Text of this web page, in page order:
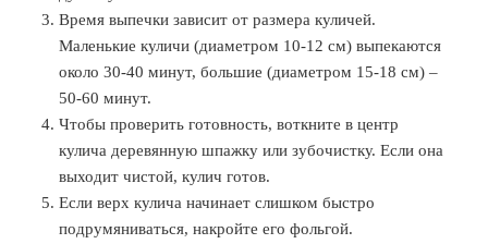
Время выпечки зависит от размера куличей.
Маленькие куличи (диаметром 10-12 см) выпекаются
около 30-40 минут, большие (диаметром 15-18 см) –
50-60 минут.
Чтобы проверить готовность, воткните в центр
кулича деревянную шпажку или зубочистку. Если она
выходит чистой, кулич готов.
Если верх кулича начинает слишком быстро
подрумяниваться, накройте его фольгой.